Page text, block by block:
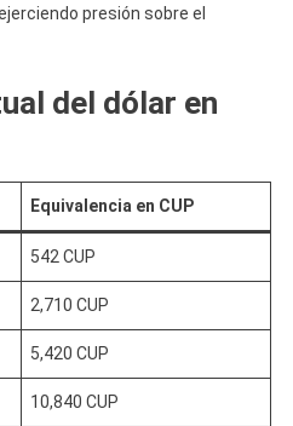
presión sobre el
del dólar en
Equivalencia en CUP
542 CUP
2,710 CUP
5,420 CUP
10,840 CUP